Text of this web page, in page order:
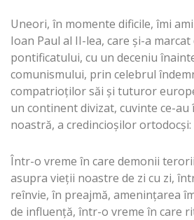
Uneori, în momente dificile, îmi
Ioan Paul al II-lea, care şi-a
pontificatului, cu un deceniu
comunismului, prin celebrul
compatrioţilor săi şi tuturor
un continent divizat, cuvinte ce-
noastră, a credincioşilor ortodocşi:
Într-o vreme în care demonii
asupra vieţii noastre de zi cu zi,
reînvie, în preajmă, ameninţarea
de influenţă, într-o vreme în care